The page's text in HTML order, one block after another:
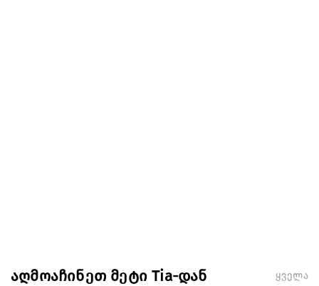
აღმოაჩინეთ მეტი Tia-დან ყველა